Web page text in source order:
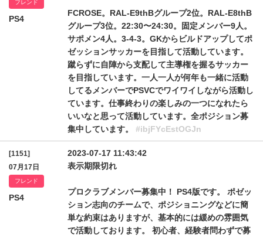
フレンド
PS4
FCROSE。RAL-E9thBグループ2位。RAL-E8thB
グループ3位。22:30〜24:30。固定メンバー9人。
サポメン4人。3-4-3。GKからビルドアップしてポ
ゼッションサッカーを目指して活動しています。
蹴らずに自陣から支配して主導権を握るサッカー
を目指しています。一人一人が何年も一緒に活動
してるメンバーでPSVCでワイワイしながら活動し
ています。仕事終わりの楽しみの一つになれたら
いいなと思って活動しています。全ポジション募
集中しています。 #ibjFYcEstOGJn
[1151]
07月17日
フレンド
PS4
2023-07-17 11:43:42
表示期限切れ
プロクラブメンバー募集中！ PS4版です。 ポゼッ
ション志向のチームで、ポジショニングなどに簡
単な約束はありますが、基本的には緩めの雰囲気
で活動しております。 初心者、経験者問わずで募